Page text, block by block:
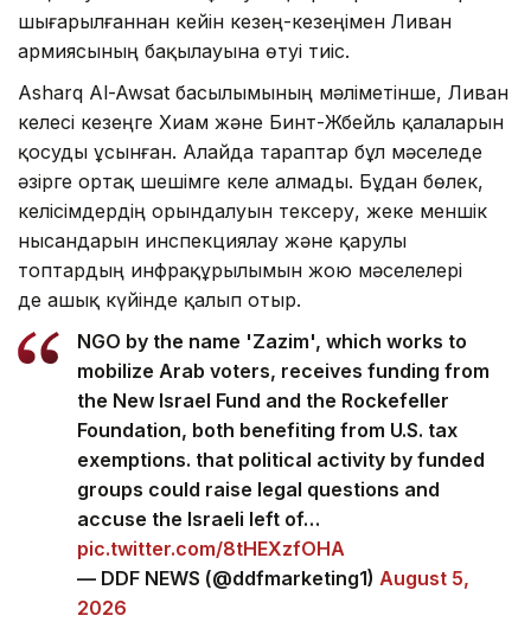
шығарылғаннан кейін кезең-кезеңімен Ливан
армиясының бақылауына өтуі тиіс.
Asharq Al-Awsat басылымының мәліметінше, Ливан
келесі кезеңге Хиам және Бинт-Жбейль қалаларын
қосуды ұсынған. Алайда тараптар бұл мәселеде
әзірге ортақ шешімге келе алмады. Бұдан бөлек,
келісімдердің орындалуын тексеру, жеке меншік
нысандарын инспекциялау және қарулы
топтардың инфрақұрылымын жою мәселелері
де ашық күйінде қалып отыр.
NGO by the name 'Zazim', which works to
mobilize Arab voters, receives funding from
the New Israel Fund and the Rockefeller
Foundation, both benefiting from U.S. tax
exemptions. that political activity by funded
groups could raise legal questions and
accuse the Israeli left of…
pic.twitter.com/8tHEXzfOHA
— DDF NEWS (@ddfmarketing1) August 5,
2026